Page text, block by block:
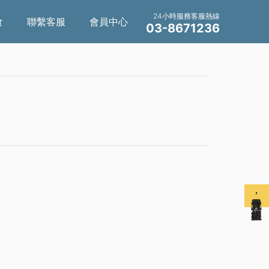
24小時服務客服熱線
03-8671236
聯繫客服 會員中心
免費註冊會員，解鎖更多權益